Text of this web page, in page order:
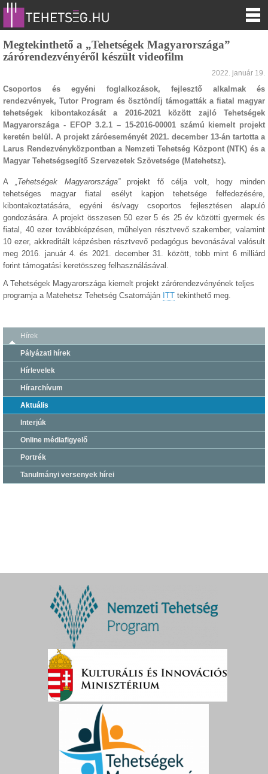
Megtekinthető a „Tehetségek Magyarországa”
zárórendezvényéről készült videofilm
2022. január 19.
Csoportos és egyéni foglalkozások, fejlesztő alkalmak és
rendezvények, Tutor Program és ösztöndíj támogatták a fiatal magyar
tehetségek kibontakozását a 2016-2021 között zajló Tehetségek
Magyarországa - EFOP 3.2.1 – 15-2016-00001 számú kiemelt projekt
keretén belül. A projekt záróeseményét 2021. december 13-án tartotta a
Larus Rendezvényközpontban a Nemzeti Tehetség Központ (NTK) és a
Magyar Tehetségsegítő Szervezetek Szövetsége (Matehetsz).
A „Tehetségek Magyarországa”projekt fő célja volt, hogy minden
tehetséges magyar fiatal esélyt kapjon tehetsége felfedezésére,
kibontakoztatására, egyéni és/vagy csoportos fejlesztésen alapuló
gondozására. A projekt összesen 50 ezer 5 és 25 év közötti gyermek és
fiatal, 40 ezer továbbképzésen, műhelyen résztvevő szakember, valamint
10 ezer, akkreditált képzésben résztvevő pedagógus bevonásával valósult
meg 2016. január 4. és 2021. december 31. között, több mint 6 milliárd
forint támogatási keretösszeg felhasználásával.
A Tehetségek Magyarországa kiemelt projekt zárórendezvényének teljes
programja a Matehetsz Tehetség Csatornáján ITT tekinthető meg.
Hírek
Pályázati hírek
Hírlevelek
Hírarchívum
Aktuális
Interjúk
Online médiafigyelő
Portrék
Tanulmányi versenyek hírei